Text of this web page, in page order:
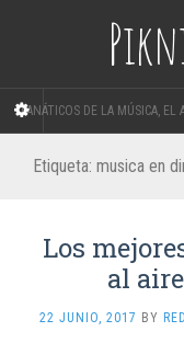
FANÁTICOS DE LA MÚSICA,
Etiqueta: musica en
Los
al
22 JUNIO, 2017 BY